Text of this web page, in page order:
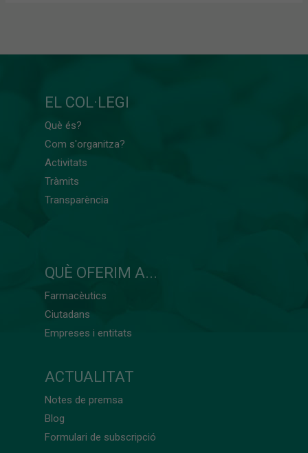
EL COL·LEGI
Què és?
Com s'organitza?
Activitats
Tràmits
Transparència
QUÈ OFERIM A...
Farmacèutics
Ciutadans
Empreses i entitats
ACTUALITAT
Notes de premsa
Blog
Formulari de subscripció